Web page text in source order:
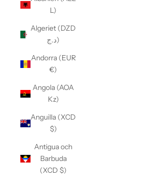
L)
Algeriet (DZD
د.ج)
Andorra (EUR
€)
Angola (AOA
Kz)
Anguilla (XCD
$)
Antigua och
Barbuda
(XCD $)